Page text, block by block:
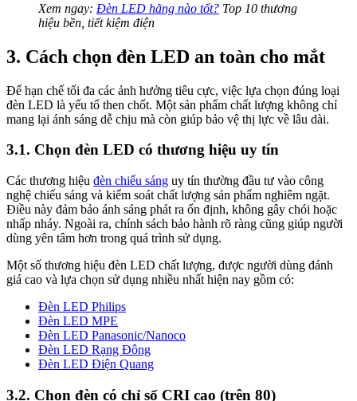
Xem ngay: Đèn LED hãng nào tốt? Top 10 thương
hiệu bền, tiết kiệm điện
3. Cách chọn đèn LED an toàn cho mắt
Để hạn chế tối đa các ảnh hưởng tiêu cực, việc lựa chọn đúng loại
đèn LED là yếu tố then chốt. Một sản phẩm chất lượng không chỉ
mang lại ánh sáng dễ chịu mà còn giúp bảo vệ thị lực về lâu dài.
3.1. Chọn đèn LED có thương hiệu uy tín
Các thương hiệu đèn chiếu sáng uy tín thường đầu tư vào công
nghệ chiếu sáng và kiểm soát chất lượng sản phẩm nghiêm ngặt.
Điều này đảm bảo ánh sáng phát ra ổn định, không gây chói hoặc
nhấp nháy. Ngoài ra, chính sách bảo hành rõ ràng cũng giúp người
dùng yên tâm hơn trong quá trình sử dụng.
Một số thương hiệu đèn LED chất lượng, được người dùng đánh
giá cao và lựa chọn sử dụng nhiều nhất hiện nay gồm có:
Đèn LED Philips
Đèn LED MPE
Đèn LED Panasonic/Nanoco
Đèn LED Rạng Đông
Đèn LED Điện Quang
3.2. Chọn đèn có chỉ số CRI cao (trên 80)